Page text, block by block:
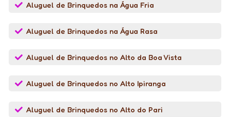
Aluguel de Brinquedos na Água Fria
Aluguel de Brinquedos na Água Rasa
Aluguel de Brinquedos no Alto da Boa Vista
Aluguel de Brinquedos no Alto Ipiranga
Aluguel de Brinquedos no Alto do Pari